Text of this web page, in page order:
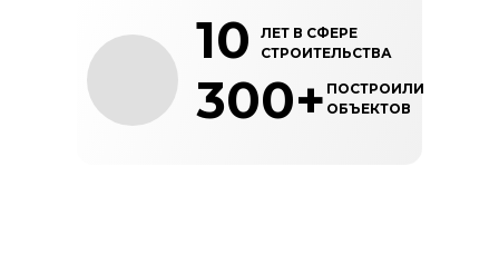
10
300+
ЛЕТ В СФЕРЕ
СТРОИТЕЛЬСТВА
ПОСТРОИЛИ
ОБЪЕКТОВ